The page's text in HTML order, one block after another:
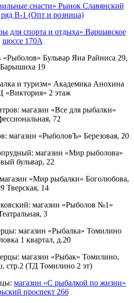
снасти» Рынок Славянский
B-1 (Опт и розница)
для спорта и отдыха» Варшавское
шоссе 170А
Бульвар Яна Райниса 29,
Барышиха 19
и туризм» Академика Анохина
«Виктория» 2 этаж
магазин «Все для рыбалки»
72
магазин «РыболовЪ» Березовая, 20
магазин «Мир рыболова»
бульвар, 22
«Мир рыбалки» Боголюбова,
Тверская, 14
магазин «Рыболов №1»
3
магазин «Рыбалка» Томилино
1 квартал, д.20
магазин «Рыбак» Томилино,
стр.2 (ТД Томилино 2 эт)
магазин «С рыбалкой по жизни»
проспект 266